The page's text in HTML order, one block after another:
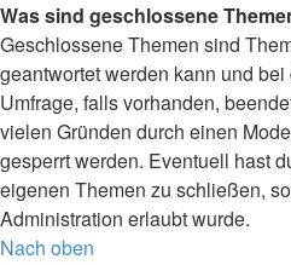
Was sind geschlossene
Geschlossene Themen sind
geantwortet werden kann und
Umfrage, falls vorhanden,
vielen Gründen durch einen
gesperrt werden. Eventuell hast
eigenen Themen zu schließen,
Administration erlaubt wurde.
Nach oben